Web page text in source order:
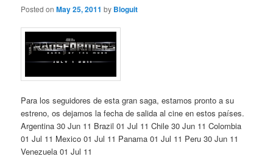
Posted onMay 25, 2011 by Bloguit
Para los seguidores de esta gran saga, estamos pronto a su
estreno, os dejamos la fecha de salida al cine en estos países.
Argentina 30 Jun 11 Brazil 01 Jul 11 Chile 30 Jun 11 Colombia
01 Jul 11 Mexico 01 Jul 11 Panama 01 Jul 11 Peru 30 Jun 11
Venezuela 01 Jul 11